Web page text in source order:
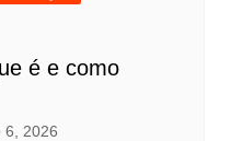
é e como
6, 2026